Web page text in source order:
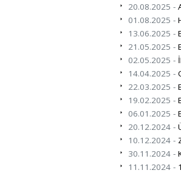
20.08.2025 -
01.08.2025 -
13.06.2025 -
21.05.2025 -
02.05.2025 -
14.04.2025 -
22.03.2025 -
19.02.2025 -
06.01.2025 -
20.12.2024 -
10.12.2024 -
30.11.2024 -
11.11.2024 -